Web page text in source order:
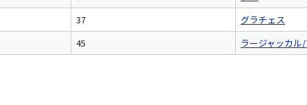
37
グラチェス
45 ラージャッカル